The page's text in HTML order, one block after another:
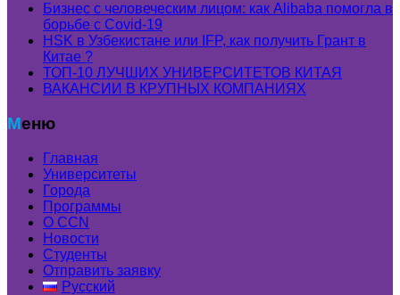
Бизнес с человеческим лицом: как Alibaba помогла в
борьбе с Covid-19
HSK в Узбекистане или IFP, как получить Грант в
Китае ?
ТОП-10 ЛУЧШИХ УНИВЕРСИТЕТОВ КИТАЯ
ВАКАНСИИ В КРУПНЫХ КОМПАНИЯХ
Меню
Главная
Университеты
Города
Программы
О CCN
Новости
Студенты
Отправить заявку
Русский